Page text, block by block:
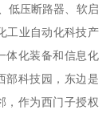
低压断路器、软启
工业自动化科技产
体化装备和信息化
部科技园，东边是
，作为西门子授权